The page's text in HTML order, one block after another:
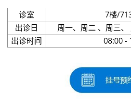
诊室
7楼/
出诊日
周一、周二 、周三
出诊时间
08:00 -